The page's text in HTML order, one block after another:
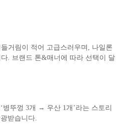
거림이 적어 고급스러우며, 나일론
. 브랜드 톤&매너에 따라 선택이 달
뚜껑 3개 → 우산 1개’라는 스토리
받습니다.